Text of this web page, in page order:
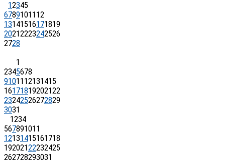
12345
67891011 12
13141516171819
20212223242526
2728
1
2345678
91011 12131415
16171819202122
23242526272829
3031
1234
567891011
12131415161718
19202122232425
262728293031